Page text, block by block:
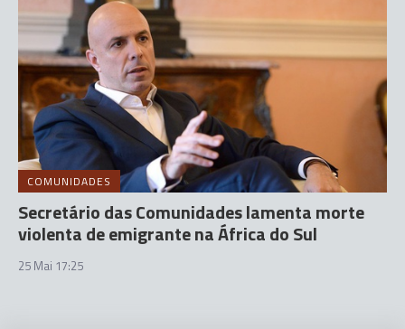
COMUNIDADES
Secretário das Comunidades lamenta morte
violenta de emigrante na África do Sul
25 Mai 17:25